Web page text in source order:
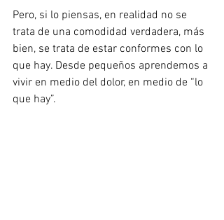
Pero, si lo piensas, en realidad no se
trata de una comodidad verdadera, más
bien, se trata de estar conformes con lo
que hay. Desde pequeños aprendemos a
vivir en medio del dolor, en medio de “lo
que hay”.